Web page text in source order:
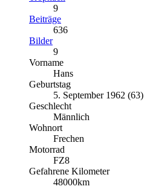
9
Beiträge
636
Bilder
9
Vorname
Hans
Geburtstag
5. September 1962 (63)
Geschlecht
Männlich
Wohnort
Frechen
Motorrad
FZ8
Gefahrene Kilometer
48000km